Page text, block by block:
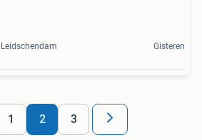
Leidschendam Gisteren
1 2 3